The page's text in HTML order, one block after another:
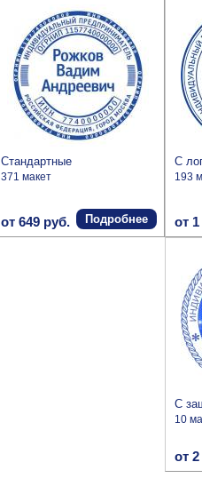
Стандартные
371 макет
от 649 руб. Подробнее
С
193
от 1
С
10
от 2